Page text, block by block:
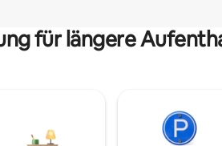
für längere